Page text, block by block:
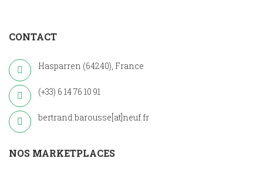
CONTACT
Hasparren (64240), France
(+33) 6 14 76 10 91
bertrand.barousse[at]neuf.fr
NOS MARKETPLACES